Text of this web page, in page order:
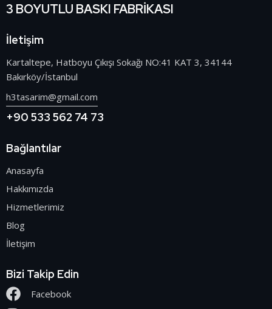
3 BOYUTLU BASKI FABRİKASI
İletişim
Kartaltepe, Hatboyu Çıkışı Sokağı NO:41 KAT 3, 34144
Bakırköy/İstanbul
h3tasarim@gmail.com
+90 533 562 74 73
Bağlantılar
Anasayfa
Hakkımızda
Hizmetlerimiz
Blog
İletişim
Bizi Takip Edin
Facebook